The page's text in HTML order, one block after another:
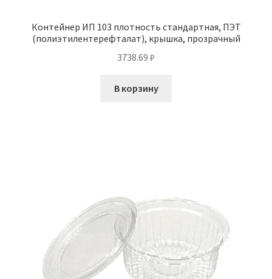
Контейнер ИП 103 плотность стандартная, ПЭТ
(полиэтилентерефталат), крышка, прозрачный
3738.69 ₽
В корзину